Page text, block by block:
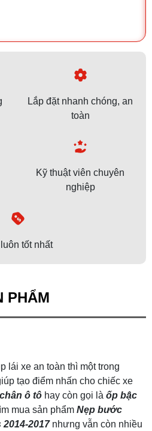
Lắp đặt nhanh chóng, an
toàn
Kỹ thuật viên chuyên
nghiệp
tốt nhất
PHẨM
lái xe an toàn thì một trong
tạo điểm nhấn cho chiếc xe
ô tô hay còn gọi là ốp bậc
mua sản phẩm Nẹp bước
2017nhưng vẫn còn nhiều